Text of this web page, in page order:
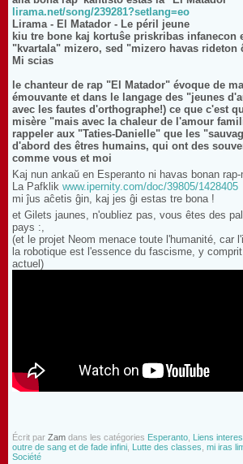
lirama.net/song/239281?setlang=eo
Lirama - El Matador - Le péril jeune
kiu tre bone kaj kortuŝe priskribas infanecon
"kvartala" mizero, sed "mizero havas rideton
Mi scias
le chanteur de rap "El Matador" évoque de
émouvante et dans le langage des "jeunes
avec les fautes d'orthographe!) ce que c'est
misère "mais avec la chaleur de l'amour
rappeler aux "Taties-Danielle" que les
d'abord des êtres humains, qui ont des
comme vous et moi
Kaj nun ankaŭ en Esperanto ni havas bonan
La Pafklik www.ipernity.com/doc/39805/1428405
mi ĵus aĉetis ĝin, kaj jes ĝi estas tre bona !
et Gilets jaunes, n'oubliez pas, vous êtes des
pays :,
(et le projet Neom menace toute l'humanité, car
la robotique est l'essence du fascisme, y
actuel)
Écrit par Zam dans les catégories Esperanto Liens
outre de sang et de fade infini
Lutte des classes mi iras
Société